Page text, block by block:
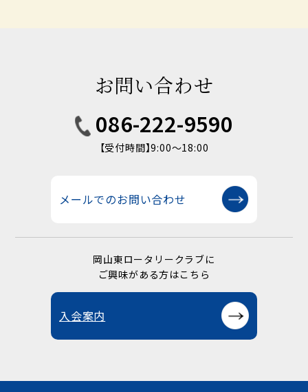
お問い合わせ
086-222-9590
【受付時間】9:00〜18:00
メールでのお問い合わせ
岡山東ロータリークラブに
ご興味がある方はこちら
入会案内